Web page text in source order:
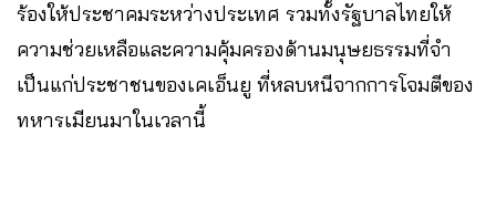
ร้องให้ประชาคมระหว่างประเทศ รวมทั้งรัฐบาลไทยให้
ความช่วยเหลือและความคุ้มครองด้านมนุษยธรรมที่จํา
เป็นแก่ประชาชนของเคเอ็นยู ที่หลบหนีจากการโจมตีของ
ทหารเมียนมาในเวลานี้